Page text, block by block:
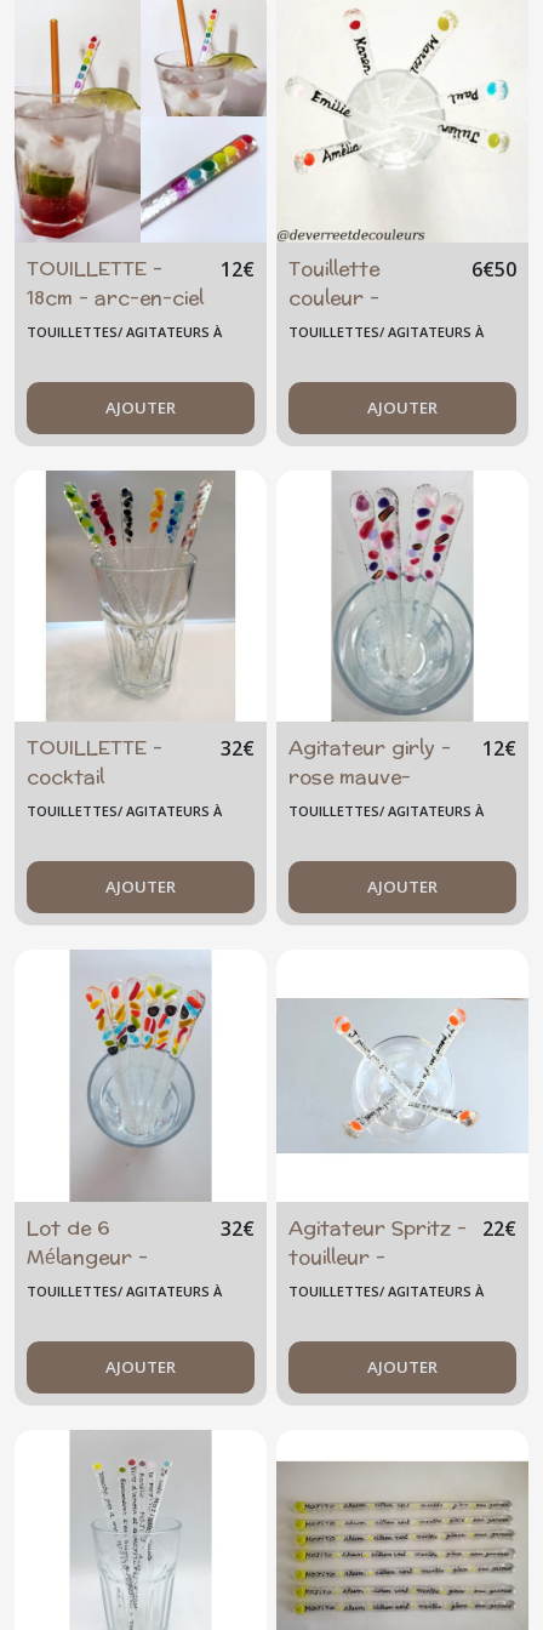
TOUILLETTE -
18cm - arc-en-ciel
- TOUILL-18-M-1
12€
TOUILLETTES/ AGITATEURS À
AJOUTER
Touillette
couleur -
agitateur
personnalisé -
prénom - 18cm -
Touill-18-Prénom
6€50
TOUILLETTES/ AGITATEURS À
AJOUTER
TOUILLETTE -
cocktail
multicolore - arc-
TOUILL-18-M-2
32€
TOUILLETTES/ AGITATEURS À
AJOUTER
Agitateur girly -
rose mauve-
violet- mélangeur
smoothie - sirop -
jus - mojito -
grand
12€
TOUILLETTES/ AGITATEURS À
AJOUTER
Lot de 6
Mélangeur -
agitateur cocktail
- mojito - grand -
verre fusionné -
original - été -
artisanal
32€
TOUILLETTES/ AGITATEURS À
AJOUTER
Agitateur Spritz -
touilleur -
brasseur -
mélangeur -
cadeau original -
unique - verre
- Italie
22€
TOUILLETTES/ AGITATEURS À
AJOUTER